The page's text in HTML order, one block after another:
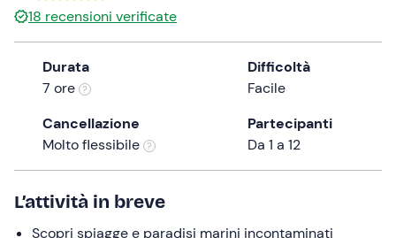
the
question
mark
keyboard
shortcuts
for
changing
0 €
18 recensioni verificate
Durata
7 ore
Difficoltà
Facile
Cancellazione
Molto flessibile
Partecipanti
Da 1 a 12
L’attività in breve
Scopri spiagge e paradisi marini incontaminati